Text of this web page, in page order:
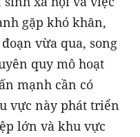
gặp khó khăn,
vừa qua, song
quy mô hoạt
mạnh cần có
vực này phát triển
lớn và khu vực